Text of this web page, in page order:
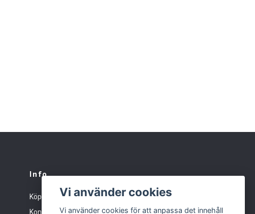
Info
Köpvillkor
Kontakt
Vi använder cookies
Vi använder cookies för att anpassa det innehåll